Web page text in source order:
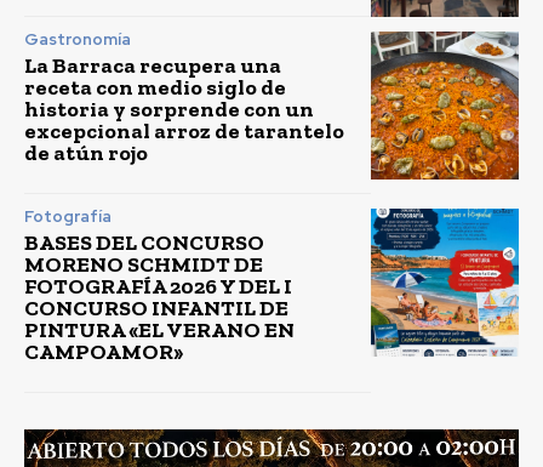
Gastronomía
La Barraca recupera una
receta con medio siglo de
historia y sorprende con un
excepcional arroz de tarantelo
de atún rojo
Fotografía
BASES DEL CONCURSO
MORENO SCHMIDT DE
FOTOGRAFÍA 2026 Y DEL I
CONCURSO INFANTIL DE
PINTURA «EL VERANO EN
CAMPOAMOR»